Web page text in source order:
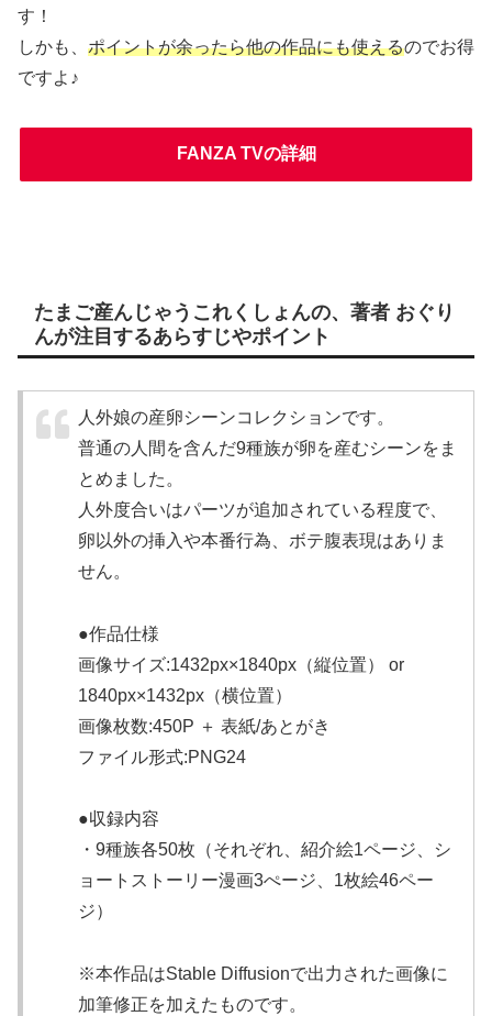
す！
しかも、 ポイントが余ったら他の作品にも使えるのでお得
ですよ♪
FANZA TVの詳細
たまご産んじゃうこれくしょんの、著者 おぐり
んが注目するあらすじやポイント
人外娘の産卵シーンコレクションです。
普通の人間を含んだ9種族が卵を産むシーンをま
とめました。
人外度合いはパーツが追加されている程度で、
卵以外の挿入や本番行為、ボテ腹表現はありま
せん。
●作品仕様
画像サイズ:1432px×1840px（縦位置） or
1840px×1432px（横位置）
画像枚数:450P ＋ 表紙/あとがき
ファイル形式:PNG24
●収録内容
・9種族各50枚（それぞれ、紹介絵1ページ、シ
ョートストーリー漫画3ぺージ、1枚絵46ペー
ジ）
※本作品はStable Diffusionで出力された画像に
加筆修正を加えたものです。